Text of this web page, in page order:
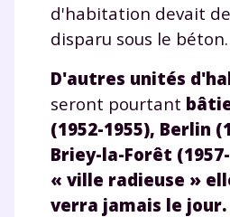
d'habitation devait
disparu sous le béton.
D'autres unités
seront pourtant
(1952-1955), Berlin
Briey-la-Forêt
« ville radieuse »
verra jamais le jour.
Votre adresse e-mail sera
vous envoyer notre newsletter.
désinscrire à tout moment, à
désinscription présent dans
en savoir plus sur la gestion de
personnelles et pour exercer
consulternotre charte.